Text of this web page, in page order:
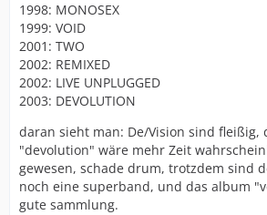
1998: MONOSEX
1999: VOID
2001: TWO
2002: REMIXED
2002: LIVE UNPLUGGED
2003: DEVOLUTION
daran sieht man: De/Vision sind fleißig,
"devolution" wäre mehr Zeit
gewesen, schade drum, trotzdem sind
noch eine superband, und das album
gute sammlung.